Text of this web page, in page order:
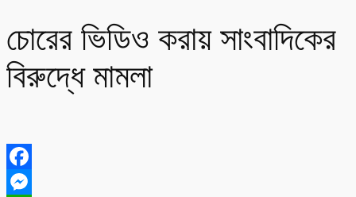
চোরের ভিডিও করায় সাংবাদিকের
বিরুদ্ধে মামলা
Facebook